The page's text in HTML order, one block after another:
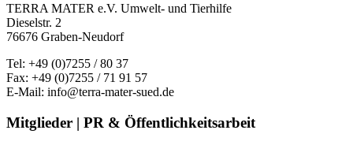
TERRA MATER e.V. Umwelt- und Tierhilfe
Dieselstr. 2
76676 Graben-Neudorf
Tel: +49 (0)7255 / 80 37
Fax: +49 (0)7255 / 71 91 57
E-Mail: info@terra-mater-sued.de
Mitglieder | PR & Öffentlichkeitsarbeit